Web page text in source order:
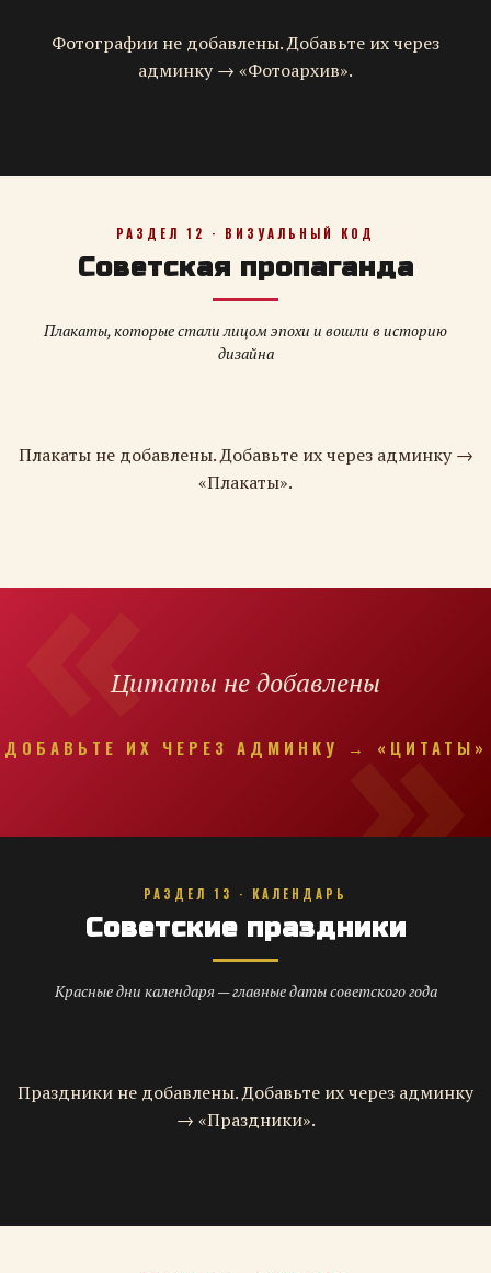
Фотографии не добавлены. Добавьте их через
админку → «Фотоархив».
РАЗДЕЛ 12 · ВИЗУАЛЬНЫЙ КОД
Советская пропаганда
Плакаты, которые стали лицом эпохи и вошли в историю
дизайна
Плакаты не добавлены. Добавьте их через админку →
«Плакаты».
Цитаты не добавлены
ДОБАВЬТЕ ИХ ЧЕРЕЗ АДМИНКУ → «ЦИТАТЫ»
РАЗДЕЛ 13 · КАЛЕНДАРЬ
Советские праздники
Красные дни календаря — главные даты советского года
Праздники не добавлены. Добавьте их через админку
→ «Праздники».